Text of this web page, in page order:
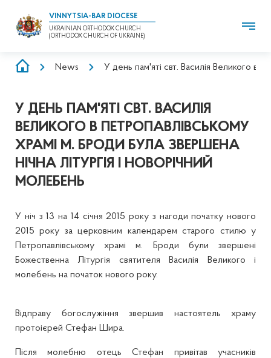
VINNYTSIA-BAR DIOCESE
UKRAINIAN ORTHODOX CHURCH
(ORTHODOX CHURCH OF UKRAINE)
BREADCRUMB
News У день пам'яті свт. Василія Великого в
У ДЕНЬ ПАМ'ЯТІ СВТ. ВАСИЛІЯ
ВЕЛИКОГО В ПЕТРОПАВЛІВСЬКОМУ
ХРАМІ М. БРОДИ БУЛА ЗВЕРШЕНА
НІЧНА ЛІТУРГІЯ І НОВОРІЧНИЙ
МОЛЕБЕНЬ
У ніч з 13 на 14 січня 2015 року з нагоди початку нового
2015 року за церковним календарем старого стилю у
Петропавлівському храмі м. Броди були звершені
Божественна Літургія святителя Василія Великого і
молебень на початок нового року.
Відправу богослужіння звершив настоятель храму
протоієрей Стефан Шира.
Після молебню отець Стефан привітав учасників